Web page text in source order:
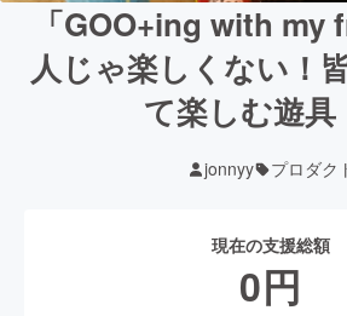
「GOO+ing with my
人じゃ楽しくない！
て楽しむ遊
jonnyy プロダク
現在の支援総額
0円